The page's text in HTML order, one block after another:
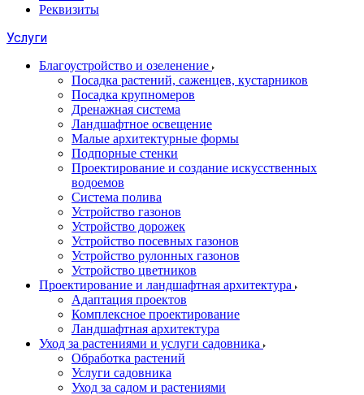
Реквизиты
Услуги
Благоустройство и озеленение
Посадка растений, саженцев, кустарников
Посадка крупномеров
Дренажная система
Ландшафтное освещение
Малые архитектурные формы
Подпорные стенки
Проектирование и создание искусственных
водоемов
Система полива
Устройство газонов
Устройство дорожек
Устройство посевных газонов
Устройство рулонных газонов
Устройство цветников
Проектирование и ландшафтная архитектура
Адаптация проектов
Комплексное проектирование
Ландшафтная архитектура
Уход за растениями и услуги садовника
Обработка растений
Услуги садовника
Уход за садом и растениями